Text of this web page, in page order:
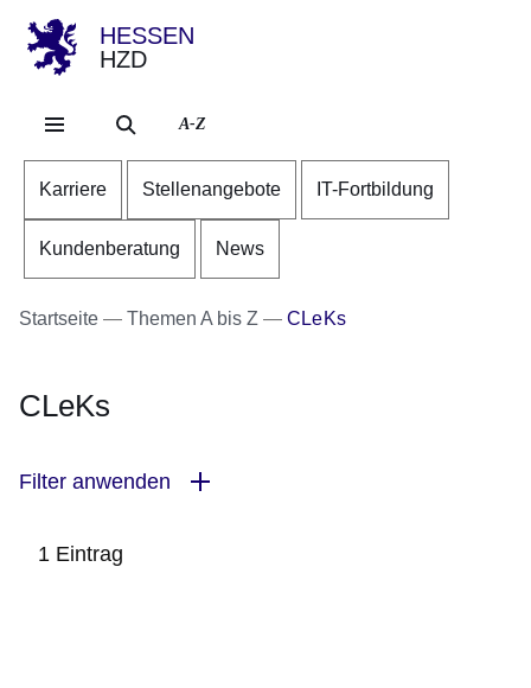
HESSEN
HZD
A-Z
Karriere Stellenangebote IT-Fortbildung
Kundenberatung News
Startseite Themen A bis Z CLeKs
CLeKs
Filter anwenden
1 Eintrag